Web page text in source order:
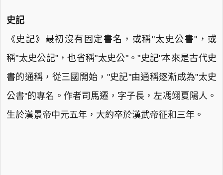
史記
《史記》最初沒有固定書名，或稱"太史公書"，或
稱"太史公記"，也省稱"太史公"。"史記"本來是古代史
書的通稱，從三國開始，"史記"由通稱逐漸成為"太史
公書"的專名。作者司馬遷，字子長，左馮翊夏陽人。
生於漢景帝中元五年，大約卒於漢武帝征和三年。